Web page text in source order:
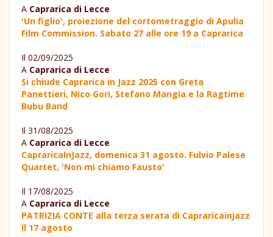
A Caprarica di Lecce
'Un figlio', proiezione del cortometraggio di Apulia
Film Commission. Sabato 27 alle ore 19 a Caprarica
Il 02/09/2025
A Caprarica di Lecce
Si chiude Caprarica in Jazz 2025 con Greta
Panettieri, Nico Gori, Stefano Mangia e la Ragtime
Bubu Band
Il 31/08/2025
A Caprarica di Lecce
CapraricaInJazz, domenica 31 agosto. Fulvio Palese
Quartet, 'Non mi chiamo Fausto'
Il 17/08/2025
A Caprarica di Lecce
PATRIZIA CONTE alla terza serata di Capraricainjazz
il 17 agosto